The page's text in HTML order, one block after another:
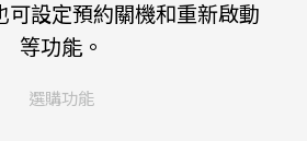
可設定預約關機和重新啟動
等功能。
選購功能